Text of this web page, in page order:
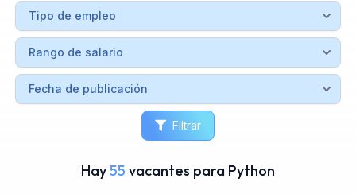
Filtrar
Hay55 vacantes para Python